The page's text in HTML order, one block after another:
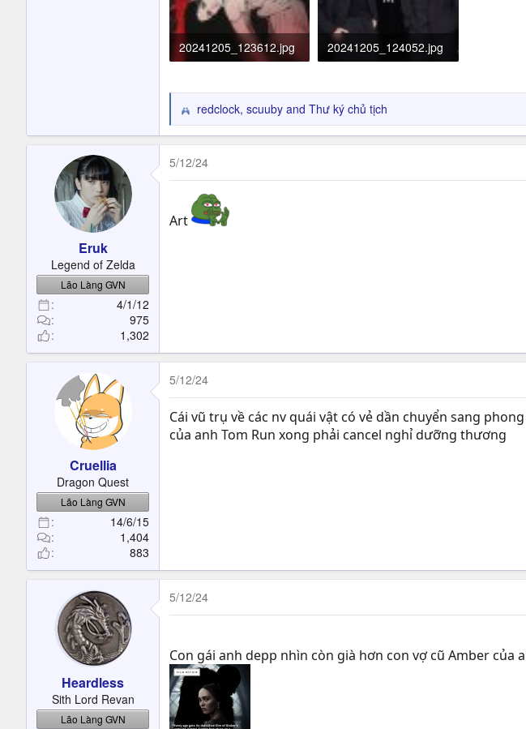
20241205_123612.jpg
20241205_124052.jpg
R
e
a
c
t
n
redclock, scuuby and Thư ký chủ tịch
Eruk
Legend of Zelda
Lão Làng GVN
4/1/12
975
1,302
5/12/24
Art
Cruellia
Dragon Quest
Lão Làng GVN
14/6/15
1,404
883
5/12/24
Cái vũ trụ về các nv quái vật có vẻ dần chuyển sang
của anh Tom Run xong phải cancel nghỉ dưỡng thương
Heardless
Sith Lord Revan
Lão Làng GVN
5/12/24
Con gái anh depp nhìn còn già hơn con vợ cũ Amber của